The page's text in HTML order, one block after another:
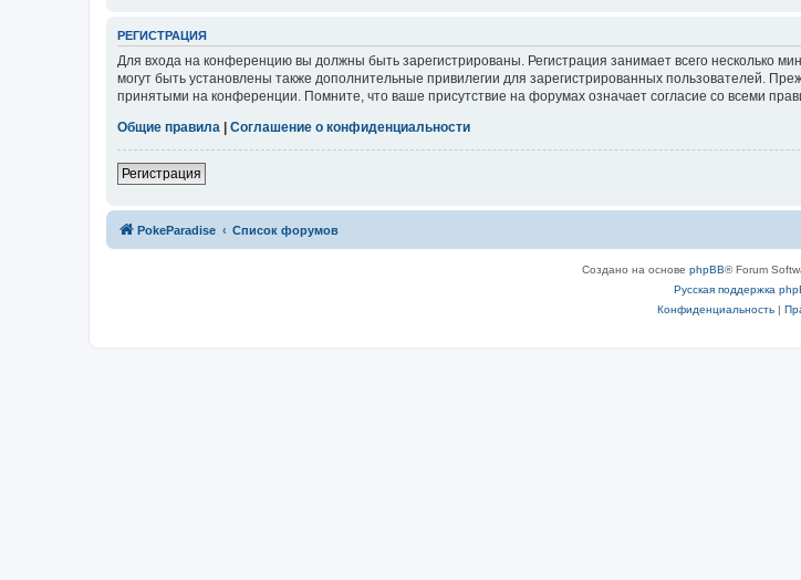
РЕГИСТРАЦИЯ
Для входа на конференцию вы должны быть зарегистрированы. Регистрация занимает всего несколько
могут быть установлены также дополнительные привилегии для зарегистрированных пользователей.
принятыми на конференции. Помните, что ваше присутствие на форумах означает согласие со всеми
Общие правила
Соглашение о конфиденциальности
Регистрация
PokeParadise Список форумов
Создано на основе phpBB® Forum
Русская поддержка
Конфиденциальность|